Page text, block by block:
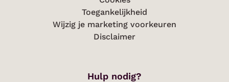
Toegankelijkheid
Wijzig je marketing voorkeuren
Disclaimer
Hulp nodig?